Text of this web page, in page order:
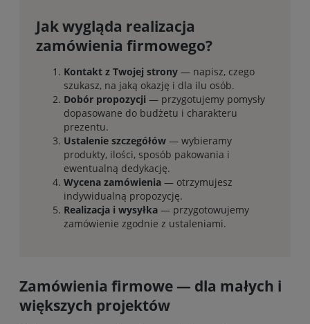
Jak wygląda realizacja
zamówienia firmowego?
Kontakt z Twojej strony — napisz, czego
szukasz, na jaką okazję i dla ilu osób.
Dobór propozycji — przygotujemy pomysły
dopasowane do budżetu i charakteru
prezentu.
Ustalenie szczegółów — wybieramy
produkty, ilości, sposób pakowania i
ewentualną dedykację.
Wycena zamówienia — otrzymujesz
indywidualną propozycję.
Realizacja i wysyłka — przygotowujemy
zamówienie zgodnie z ustaleniami.
Zamówienia firmowe — dla małych i
większych projektów